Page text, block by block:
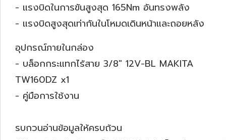
- แรงบิดในการขันสูงสุด 165Nm อันทรงพลัง
- แรงบิดสูงสุดเท่ากันในโหมดเดินหน้าและถอยหลัง
อุปกรณ์ภายในกล่อง
- บล็อกกระแทกไร้สาย 3/8" 12V-BL MAKITA
TW160DZ x1
- คู่มือการใช้งาน
รบกวนอ่านข้อมูลให้ครบถ้วน